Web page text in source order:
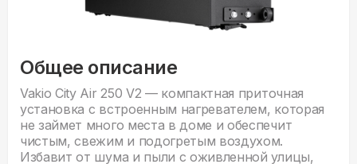
Общее описание
Vakio City Air 250 V2 — компактная приточная
установка с встроенным нагревателем, которая
не займет много места в доме и обеспечит
чистым, свежим и подогретым воздухом.
Избавит от шума и пыли с оживленной улицы,